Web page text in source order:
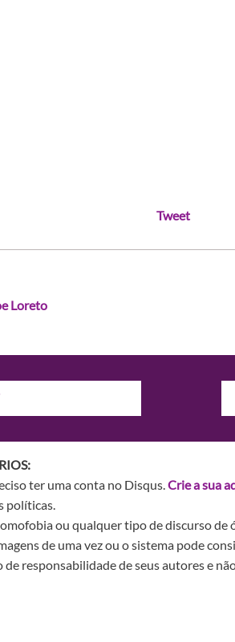
Tweet
Loreto
ter uma conta no Disqus.Crie a sua
políticas.
ou qualquer tipo de discurso de
de uma vez ou o sistema pode
de responsabilidade de seus autores e